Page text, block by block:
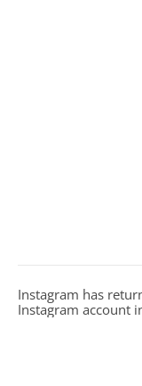
Instagram has
Instagram account